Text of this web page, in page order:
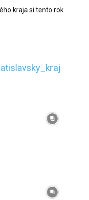
kraja si tento rok